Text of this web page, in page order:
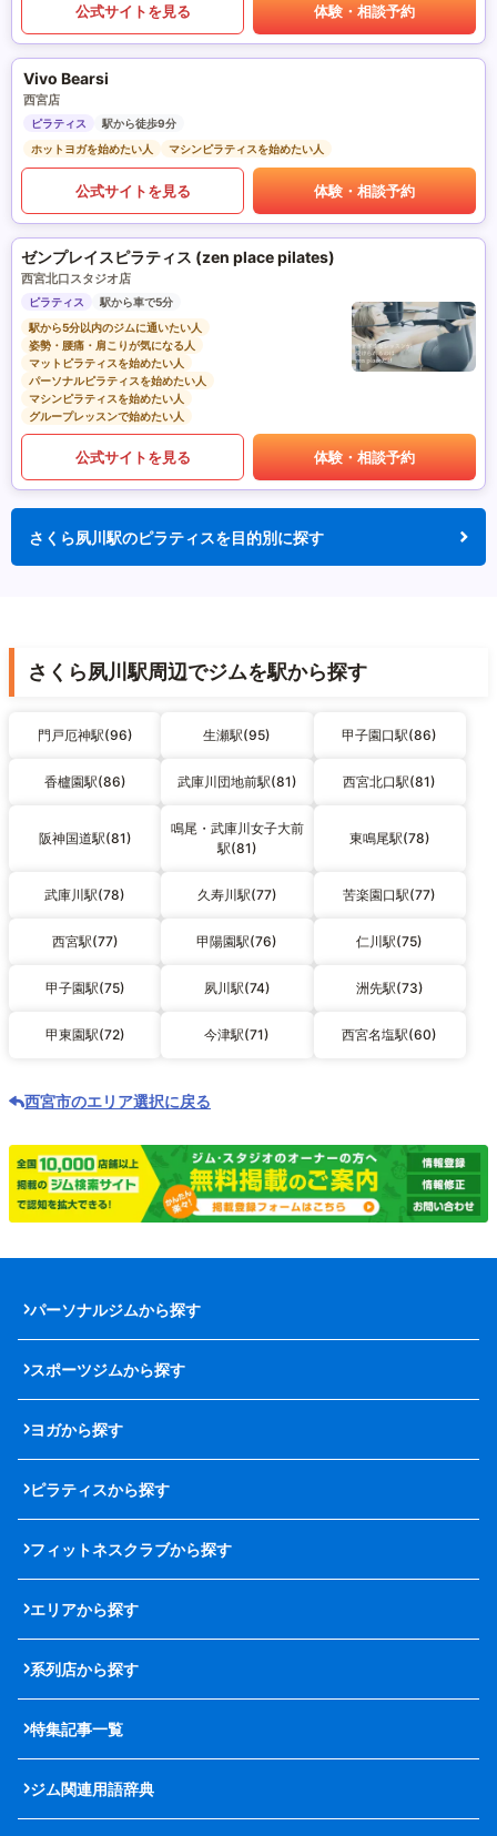
公式サイトを見る 体験・相談予約
Vivo Bearsi
西宮店
ピラティス
駅から徒歩9分
ホットヨガを始めたい人
マシンピラティスを始めたい人
公式サイトを見る 体験・相談予約
ゼンプレイスピラティス (zen place pilates)
西宮北口スタジオ店
ピラティス
駅から車で5分
駅から5分以内のジムに通いたい人
姿勢・腰痛・肩こりが気になる人
マットピラティスを始めたい人
パーソナルピラティスを始めたい人
マシンピラティスを始めたい人
グループレッスンで始めたい人
公式サイトを見る 体験・相談予約
さくら夙川駅のピラティスを目的別に探す
さくら夙川駅周辺でジムを駅から探す
門戸厄神駅(96) 生瀬駅(95) 甲子園口駅(86)
香櫨園駅(86) 武庫川団地前駅(81) 西宮北口駅(81)
阪神国道駅(81)
鳴尾・武庫川女子大前
駅(81)
東鳴尾駅(78)
武庫川駅(78) 久寿川駅(77) 苦楽園口駅(77)
西宮駅(77) 甲陽園駅(76) 仁川駅(75)
甲子園駅(75) 夙川駅(74) 洲先駅(73)
甲東園駅(72) 今津駅(71) 西宮名塩駅(60)
西宮市のエリア選択に戻る
パーソナルジムから探す
スポーツジムから探す
ヨガから探す
ピラティスから探す
フィットネスクラブから探す
エリアから探す
系列店から探す
特集記事一覧
ジム関連用語辞典